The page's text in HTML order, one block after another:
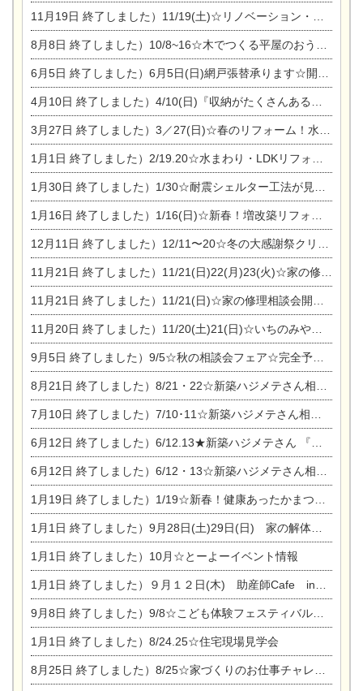
11月19日 終了しました）11/19(土)☆リノベーション・家の修理まつり＆増改築・リフォームまつりin扶桑ゴルフ
8月8日 終了しました）10/8~16☆木でつくる平屋のおうちのつくり方【完全予約制】
6月5日 終了しました）6月5日(日)網戸張替承ります☆開催！
4月10日 終了しました）4/10(日)『収納がたくさんあるおうち現場見学会』
3月27日 終了しました）3／27(日)☆春のリフォーム！水まわりLDKリフォーム相談会&今がチャンス！エアコン相談会
1月1日 終了しました）2/19.20☆水まわり・LDKリフォーム相談会＆エアコン相談会
1月30日 終了しました）1/30☆耐震シェルター工法が見れる完成見学会
1月16日 終了しました）1/16(日)☆新春！増改築リフォーム&家の修理まつり
12月11日 終了しました）12/11〜20☆冬の大感謝祭クリスマス相談会開催
11月21日 終了しました）11/21(日)22(月)23(火)☆家の修理まつり＆増改築リフォーム相談会
11月21日 終了しました）11/21(日)☆家の修理相談会開催 in 扶桑オークビレッジ
11月20日 終了しました）11/20(土)21(日)☆いちのみや逸品市に出店します【ひのきのバラ販売】
9月5日 終了しました）9/5☆秋の相談会フェア☆完全予約制
8月21日 終了しました）8/21・22☆新築ハジメテさん相談会 『集まれ！農地に家を建てたい人！』
7月10日 終了しました）7/10･11☆新築ハジメテさん相談会 『集まれ！農地に家を建てたい人！』完全予約制
6月12日 終了しました）6/12.13★新築ハジメテさん 『木の家 現場体感見学会』
6月12日 終了しました）6/12・13☆新築ハジメテさん相談会『今ある土地に家を建てる際の注意点』
1月19日 終了しました）1/19☆新春！健康あったかまつり＆増改築リフォームまつり
1月1日 終了しました）9月28日(土)29日(日) 家の解体なんでも相談会
1月1日 終了しました）10月☆とーよーイベント情報
1月1日 終了しました）９月１２日(木) 助産師Cafe in東陽住建
9月8日 終了しました）9/8☆こども体験フェスティバル☆一宮市民会館
1月1日 終了しました）8/24.25☆住宅現場見学会
8月25日 終了しました）8/25☆家づくりのお仕事チャレンジ